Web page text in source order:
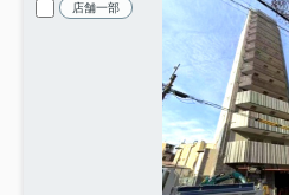
店舗一部